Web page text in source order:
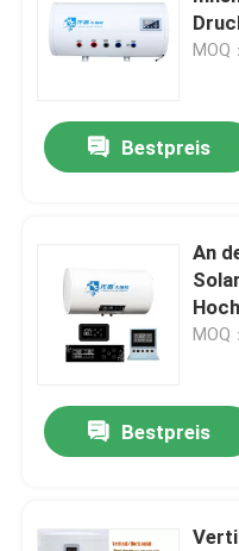
MOQ
Bestpreis
An
MOQ
Bestpreis